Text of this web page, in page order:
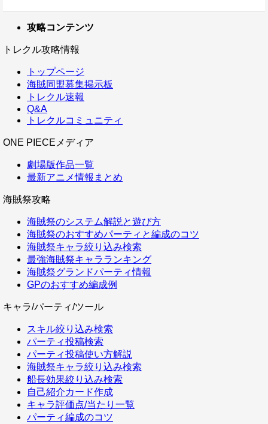
攻略コンテンツ
トレクル攻略情報
トップページ
海賊同盟募集掲示板
トレクル速報
Q&A
トレクルコミュニティ
ONE PIECEメディア
劇場版作品一覧
最新アニメ情報まとめ
海賊祭攻略
海賊祭のシステム解説と遊び方
海賊祭のおすすめパーティと編成のコツ
海賊祭キャラ絞り込み検索
最強海賊祭キャラランキング
海賊祭グランドパーティ情報
GPのおすすめ編成例
キャラ/パーティ/ツール
スキル絞り込み検索
パーティ投稿検索
パーティ投稿使い方解説
海賊祭キャラ絞り込み検索
船長効果絞り込み検索
自己紹介カード作成
キャラ評価点/当たり一覧
パーティ編成のコツ